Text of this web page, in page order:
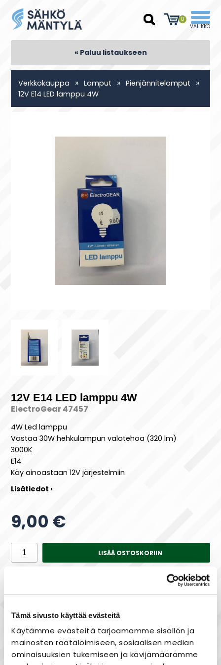
Tämä sivusto käyttää evästeitä
Käytämme evästeitä tarjoamamme sisällön ja
mainosten räätälöimiseen, sosiaalisen median
ominaisuuksien tukemiseen ja kävijämäärämme
0
« Paluu listaukseen
Verkkokauppa » Lamput » Pienjännitelamput »
12V E14 LED lamppu 4W
12V E14 LED lamppu 4W
ElectroGear 47457
4W Led lamppu
Vastaa 30W hehkulampun valotehoa (320 lm)
3000K
E14
Käy ainoastaan 12V järjestelmiin
Lisätiedot ›
9,00 €
LISÄÄ OSTOSKORIIN
Maksa joustavasti osissa!